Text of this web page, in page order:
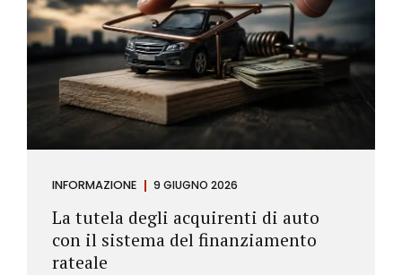
INFORMAZIONE 9 GIUGNO 2026
La tutela degli acquirenti di auto
con il sistema del finanziamento
rateale